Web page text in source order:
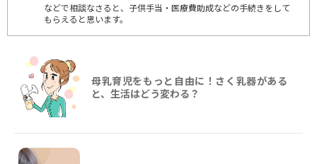
などで相談なさると、子供手当・医療費助成などの手続きをして
もらえると思います。
母乳育児をもっと自由に！さく乳器がある
と、生活はどう変わる？